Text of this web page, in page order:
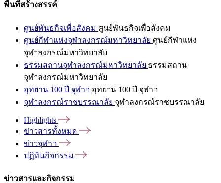
พื้นที่สร้างสรรค์
ศูนย์พันธกิจเพื่อสังคม ศูนย์พันธกิจเพื่อสังคม
ศูนย์กีฬาแห่งจุฬาลงกรณ์มหาวิทยาลัย ศูนย์กีฬาแห่ง
จุฬาลงกรณ์มหาวิทยาลัย
ธรรมสถานจุฬาลงกรณ์มหาวิทยาลัย ธรรมสถาน
จุฬาลงกรณ์มหาวิทยาลัย
อุทยาน 100 ปี จุฬาฯ อุทยาน 100 ปี จุฬาฯ
จุฬาลงกรณ์ราชบรรณาลัย จุฬาลงกรณ์ราชบรรณาลัย
Highlights
ข่าวสารทั้งหมด
ข่าวจุฬาฯ
ปฏิทินกิจกรรม
ข่าวสารและกิจกรรม